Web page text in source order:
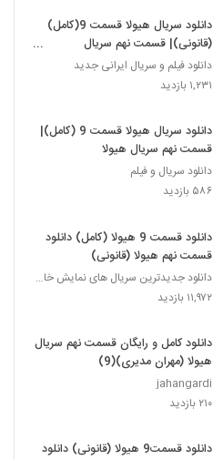
دانلود سریال هیولا قسمت 9(کامل)
(قانونی)| قسمت نهم سریال
هیولا(online)
دانلود فیلم و سریال ایرانی جدید
۱,۲۳۱ بازدید
دانلود سریال هیولا قسمت 9 (کامل)|
قسمت نهم سریال هیولا
دانلود سریال و فیلم
۵۸۶ بازدید
دانلود قسمت 9 هیولا (کامل) دانلود
قسمت نهم هیولا (قانونی)
دانلود جدیدترین سریال های نمایش خانگی
۱۱,۹۷۲ بازدید
دانلود کامل و رایگان قسمت نهم سریال
هیولا (مهران مدیری)(9)
jahangardi
۲۱۰ بازدید
دانلود قسمت9 هیولا (قانونی) دانلود